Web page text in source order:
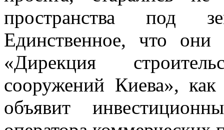
пространства под
Единственное, что
«Дирекция
сооружений Киева», как
объявит